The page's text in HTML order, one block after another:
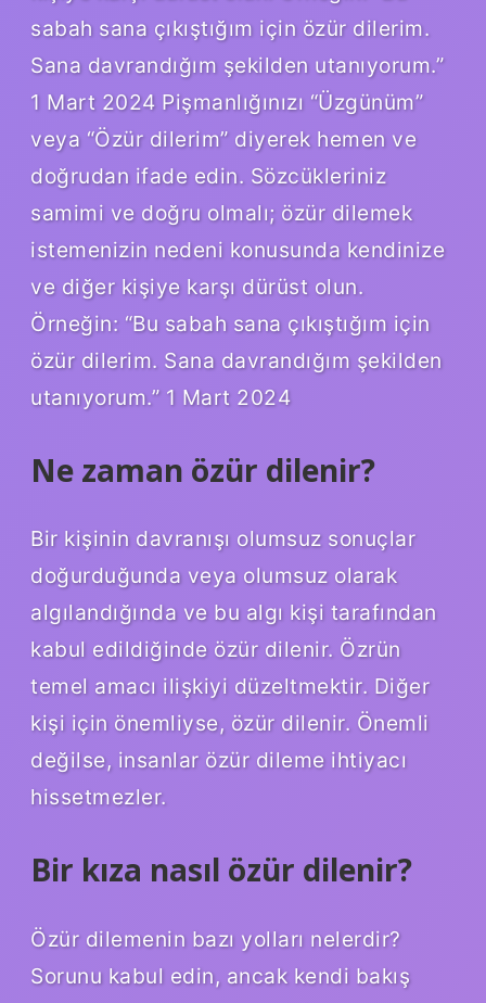
sabah sana çıkıştığım için özür dilerim.
Sana davrandığım şekilden utanıyorum.”
1 Mart 2024 Pişmanlığınızı “Üzgünüm”
veya “Özür dilerim” diyerek hemen ve
doğrudan ifade edin. Sözcükleriniz
samimi ve doğru olmalı; özür dilemek
istemenizin nedeni konusunda kendinize
ve diğer kişiye karşı dürüst olun.
Örneğin: “Bu sabah sana çıkıştığım için
özür dilerim. Sana davrandığım şekilden
utanıyorum.” 1 Mart 2024
Ne zaman özür dilenir?
Bir kişinin davranışı olumsuz sonuçlar
doğurduğunda veya olumsuz olarak
algılandığında ve bu algı kişi tarafından
kabul edildiğinde özür dilenir. Özrün
temel amacı ilişkiyi düzeltmektir. Diğer
kişi için önemliyse, özür dilenir. Önemli
değilse, insanlar özür dileme ihtiyacı
hissetmezler.
Bir kıza nasıl özür dilenir?
Özür dilemenin bazı yolları nelerdir?
Sorunu kabul edin, ancak kendi bakış